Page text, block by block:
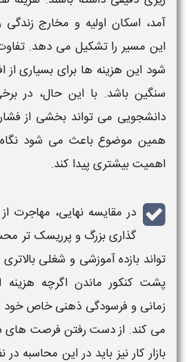
آمد، اسکان اولیه و مخارج
این مسیر را تشکیل می دهد.
شود این هزینه ها برای بسیاری از
سنگین باشد. با این حال، در
دانشجویی می تواند بخشی از
همین موضوع باعث می شود نگاه
اهمیت بیشتری پیدا کند.
در مقایسه نهایی، مهاجرت
گذاری بزرگ و پرریسک تر
تواند بازده آموزشی و شغلی
پشت کنکور ماندن اگرچه هزینه
زمانی و فرسودگی ذهنی خاص خود
می کند. از دست رفتن فرصت های
بازار کار نیز باید در این محاسبه